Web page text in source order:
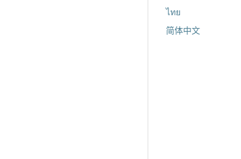
ไทย
简体中文